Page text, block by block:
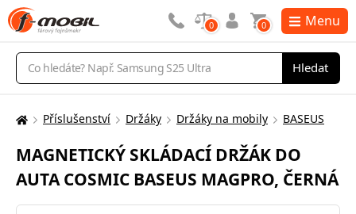
Vyhledávání
Hledat
0 0 Menu
Zde
nacházíte:
Příslušenství Držáky Držáky na mobily BASEUS
MAGNETICKÝ SKLÁDACÍ DRŽÁK DO
AUTA COSMIC BASEUS MAGPRO, ČERNÁ